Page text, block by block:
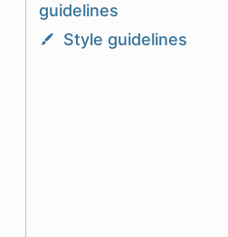
guidelines
Style guidelines